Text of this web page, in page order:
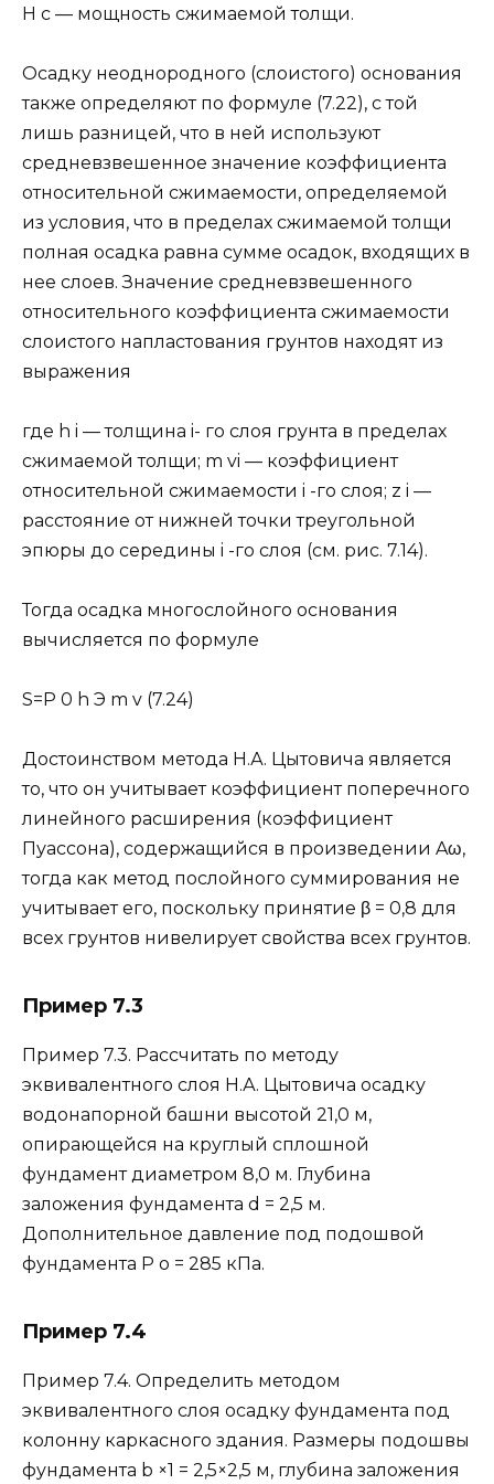
Н с — мощность сжимаемой толщи.
Осадку неоднородного (слоистого) основания
также определяют по формуле (7.22), с той
лишь разницей, что в ней используют
средневзвешенное значение коэффициента
относительной сжимаемости, определяемой
из условия, что в пределах сжимаемой толщи
полная осадка равна сумме осадок, входящих в
нее слоев. Значение средневзвешенного
относительного коэффициента сжимаемости
слоистого напластования грунтов находят из
выражения
где h i — толщина i- го слоя грунта в пределах
сжимаемой толщи; m vi — коэффициент
относительной сжимаемости i -го слоя; z i —
расстояние от нижней точки треугольной
эпюры до середины i -го слоя (см. рис. 7.14).
Тогда осадка многослойного основания
вычисляется по формуле
S=P 0 h Э m v (7.24)
Достоинством метода Н.А. Цытовича является
то, что он учитывает коэффициент поперечного
линейного расширения (коэффициент
Пуассона), содержащийся в произведении Aω,
тогда как метод послойного суммирования не
учитывает его, поскольку принятие β = 0,8 для
всех грунтов нивелирует свойства всех грунтов.
Пример 7.3
Пример 7.3. Рассчитать по методу
эквивалентного слоя Н.А. Цытовича осадку
водонапорной башни высотой 21,0 м,
опирающейся на круглый сплошной
фундамент диаметром 8,0 м. Глубина
заложения фундамента d = 2,5 м.
Дополнительное давление под подошвой
фундамента Р o = 285 кПа.
Пример 7.4
Пример 7.4. Определить методом
эквивалентного слоя осадку фундамента под
колонну каркасного здания. Размеры подошвы
фундамента b ×1 = 2,5×2,5 м, глубина заложения